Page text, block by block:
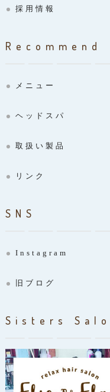
採用情報
Recommend
メニュー
ヘッドスパ
取扱い製品
リンク
SNS
Instagram
旧ブログ
Sisters